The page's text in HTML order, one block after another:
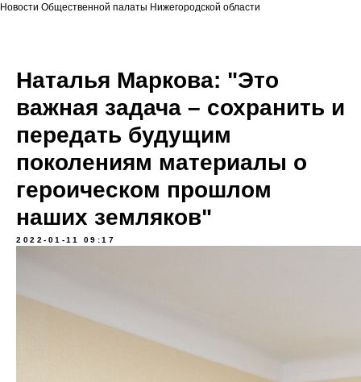
Новости Общественной палаты Нижегородской области
Наталья Маркова: "Это
важная задача – сохранить и
передать будущим
поколениям материалы о
героическом прошлом
наших земляков"
2022-01-11 09:17